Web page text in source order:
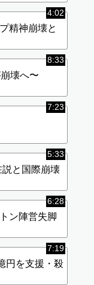
4:02
精神崩壊と
8:33
壊へ〜
7:23
5:33
と国際崩壊
6:28
ン陣営失脚
7:19
円を支援・殺